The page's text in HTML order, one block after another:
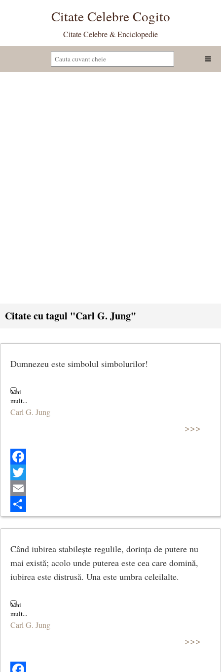
Citate Celebre Cogito
Citate Celebre & Enciclopedie
Citate cu tagul "Carl G. Jung"
Dumnezeu este simbolul simbolurilor!
Carl G. Jung
>>>
Facebook
Twitter
Email
Share
Când iubirea stabilește regulile, dorința de putere nu
mai există; acolo unde puterea este cea care domină,
iubirea este distrusă. Una este umbra celeilalte.
Carl G. Jung
>>>